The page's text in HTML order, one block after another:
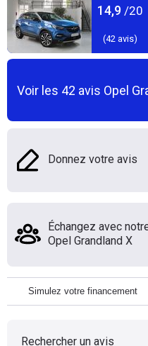
14,9 /20
(42 avis)
Voir les 42 avis Opel
Donnez votre avis
Échangez avec
Opel Grandland X
Simulez votre financement
Rechercher un avis